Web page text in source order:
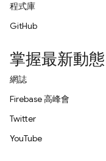
程式庫
GitHub
掌握最新動態
網誌
Firebase 高峰會
Twitter
YouTube